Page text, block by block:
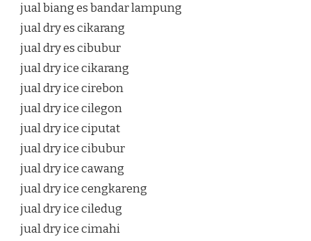
jual biang es bandar lampung
jual dry es cikarang
jual dry es cibubur
jual dry ice cikarang
jual dry ice cirebon
jual dry ice cilegon
jual dry ice ciputat
jual dry ice cibubur
jual dry ice cawang
jual dry ice cengkareng
jual dry ice ciledug
jual dry ice cimahi